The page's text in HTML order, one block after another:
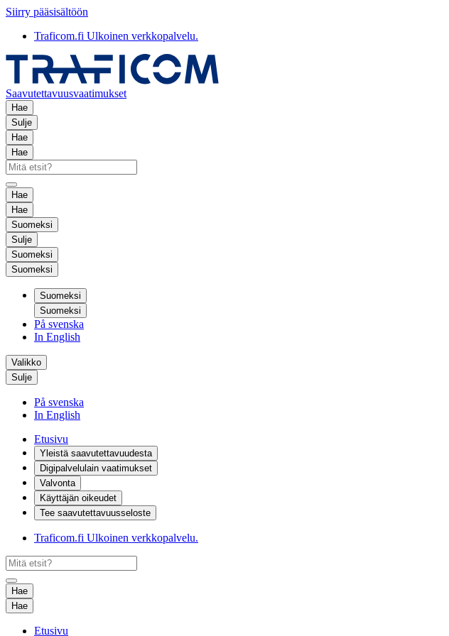
Siirry pääsisältöön
Traficom.fi Ulkoinen verkkopalvelu.
Saavutettavuusvaatimukset
Hae
Sulje
Hae
Hae
Hae
Hae
Suomeksi
Sulje
Suomeksi
Suomeksi
Suomeksi
Suomeksi
På svenska
In English
Valikko
Sulje
På svenska
In English
Etusivu
Yleistä saavutettavuudesta
Digipalvelulain vaatimukset
Valvonta
Käyttäjän oikeudet
Tee saavutettavuusseloste
Traficom.fi Ulkoinen verkkopalvelu.
Hae
Hae
Etusivu